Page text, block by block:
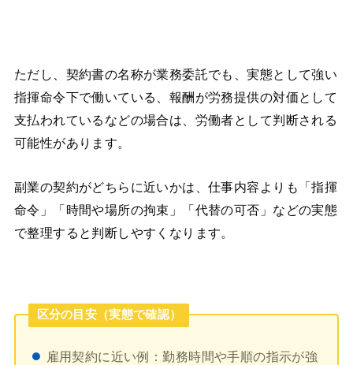
ただし、契約書の名称が業務委託でも、実態として強い
指揮命令下で働いている、報酬が労務提供の対価として
支払われているなどの場合は、労働者として判断される
可能性があります。
副業の契約がどちらに近いかは、仕事内容よりも「指揮
命令」「時間や場所の拘束」「代替の可否」などの実態
で整理すると判断しやすくなります。
区分の目安（実態で確認）
雇用契約に近い例：勤務時間や手順の指示が強